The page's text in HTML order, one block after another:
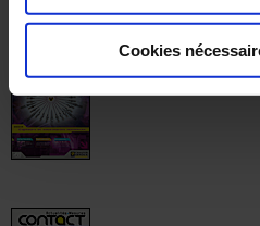
Cookies